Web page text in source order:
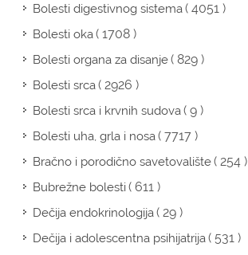
Bolesti digestivnog sistema( 4051 )
Bolesti oka( 1708 )
Bolesti organa za disanje( 829 )
Bolesti srca( 2926 )
Bolesti srca i krvnih sudova( 9 )
Bolesti uha, grla i nosa( 7717 )
Bračno i porodično savetovalište( 254 )
Bubrežne bolesti( 611 )
Dečija endokrinologija( 29 )
Dečija i adolescentna psihijatrija( 531 )